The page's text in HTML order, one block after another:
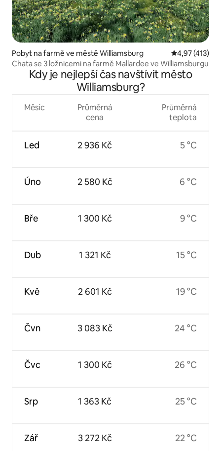
Pobyt na farmě ve městě Williamsburg Průměrné
4,97 (413)
Chata se 3 ložnicemi na farmě Mallardee ve Williamsburgu
Kdy je nejlepší čas navštívit město
Williamsburg?
Měsíc
Led
Úno
Bře
Dub
Kvě
Čvn
Čvc
Srp
Zář
Průměrná
cena
2 936 Kč
2 580 Kč
1 300 Kč
1 321 Kč
2 601 Kč
3 083 Kč
1 300 Kč
1 363 Kč
3 272 Kč
Průměrná
teplota
5 °C
6 °C
9 °C
15 °C
19 °C
24 °C
26 °C
25 °C
22 °C